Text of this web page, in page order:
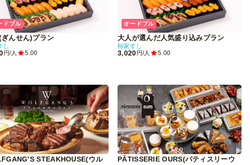
ぎんせん)プラン
し
円/人 5.00
ドブル
大人が選んだ人気盛り込みプラン
柿家すし
3,020 円/人 5.00
オードブル
STEAKHOUSE(ウル
PÂTISSERIE OURS(パティスリーウ